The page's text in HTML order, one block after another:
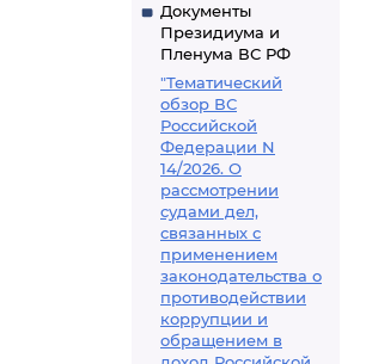
Документы
Президиума и
Пленума ВС РФ
"Тематический
обзор ВС
Российской
Федерации N
14/2026. О
рассмотрении
судами дел,
связанных с
применением
законодательства о
противодействии
коррупции и
обращением в